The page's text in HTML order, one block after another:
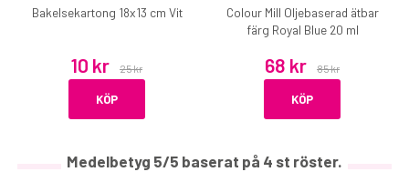
Bakelsekartong 18x13 cm Vit
10 kr 25 kr
KÖP
Colour Mill Oljebaserad ätbar
färg Royal Blue 20 ml
68 kr 85 kr
KÖP
Medelbetyg 5/5 baserat på 4 st röster.